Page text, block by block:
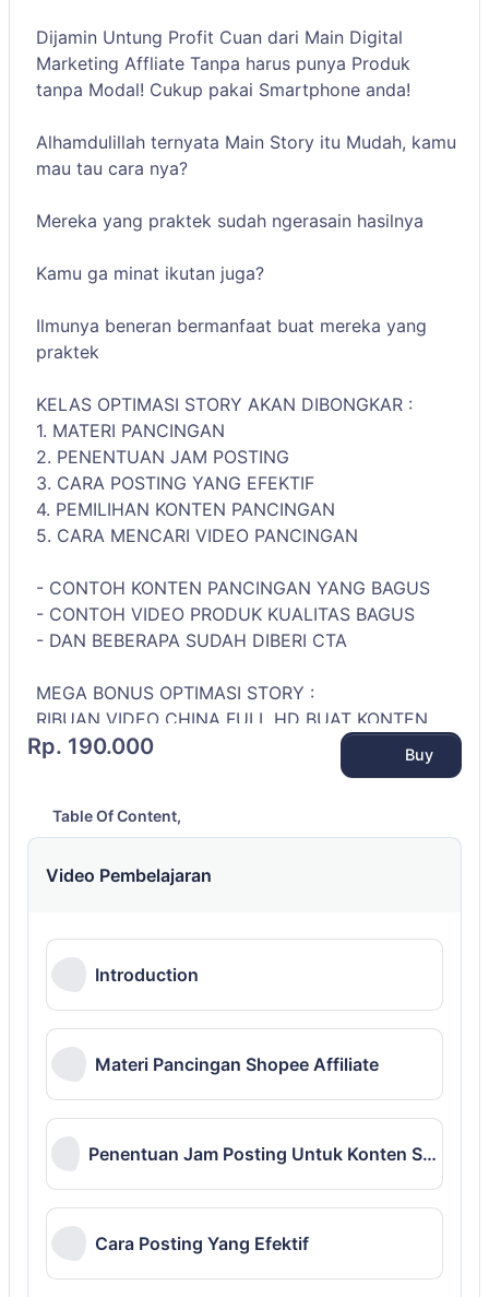
Dijamin Untung Profit Cuan dari Main Digital
Marketing Affliate Tanpa harus punya Produk
tanpa Modal! Cukup pakai Smartphone anda!
Alhamdulillah ternyata Main Story itu Mudah, kamu
mau tau cara nya?
Mereka yang praktek sudah ngerasain hasilnya
Kamu ga minat ikutan juga?
Ilmunya beneran bermanfaat buat mereka yang
praktek
KELAS OPTIMASI STORY AKAN DIBONGKAR :
1. MATERI PANCINGAN
2. PENENTUAN JAM POSTING
3. CARA POSTING YANG EFEKTIF
4. PEMILIHAN KONTEN PANCINGAN
5. CARA MENCARI VIDEO PANCINGAN
- CONTOH KONTEN PANCINGAN YANG BAGUS
- CONTOH VIDEO PRODUK KUALITAS BAGUS
- DAN BEBERAPA SUDAH DIBERI CTA
MEGA BONUS OPTIMASI STORY :
RIBUAN VIDEO CHINA FULL HD BUAT KONTEN
Rp. 190.000 Buy
Table Of Content,
Video Pembelajaran
Introduction
Materi Pancingan Shopee Affiliate
Penentuan Jam Posting Untuk Konten Shopee Affiliate
Cara Posting Yang Efektif